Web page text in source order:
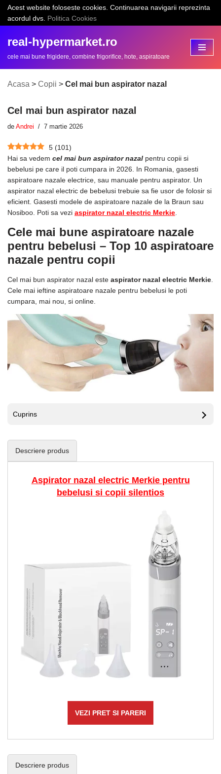
Sari
conținut
Acest website foloseste cookies. Continuarea navigarii reprezinta
acordul dvs. Politica Cookies
real-hypermarket.ro
cele mai bune frigidere, combine frigorifice, hote, aspiratoare
Acasa > Copii > Cel mai bun aspirator nazal
Cel mai bun aspirator nazal
de Andrei 7 martie 2026
5 (101)
Hai sa vedem cel mai bun aspirator nazal pentru copii si
bebelusi pe care il poti cumpara in 2026. In Romania, gasesti
aspiratoare nazale electrice, sau manuale pentru aspirator. Un
aspirator nazal electric de bebelusi trebuie sa fie usor de folosir si
eficient. Gasesti modele de aspiratoare nazale de la Braun sau
Nosiboo. Poti sa vezi aspirator nazal electric Merkie
Cele mai bune aspiratoare nazale
pentru bebelusi – Top 10 aspiratoare
nazale pentru copii
Cel mai bun aspirator nazal este aspirator nazal electric Merkie
Cele mai ieftine aspiratoare nazale pentru bebelusi le poti
cumpara, mai nou, si online.
Cuprins
Descriere produs
Aspirator nazal electric Merkie pentru
bebelusi si copii silentios
VEZI PRET SI PARERI
Descriere produs